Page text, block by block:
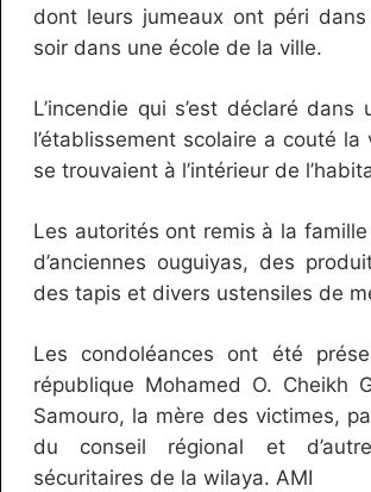
dont leurs jumeaux ont péri
soir dans une école de la ville.
L’incendie qui s’est déclaré
l’établissement scolaire a couté
se trouvaient à l’intérieur de
Les autorités ont remis à la
d’anciennes ouguiyas, des
des tapis et divers ustensiles de
Les condoléances ont été
république Mohamed O. Cheikh
Samouro, la mère des victimes,
du conseil régional et
sécuritaires de la wilaya. AMI